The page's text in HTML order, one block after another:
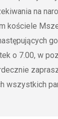
na
kościele
o 7.00, w
wszystkich